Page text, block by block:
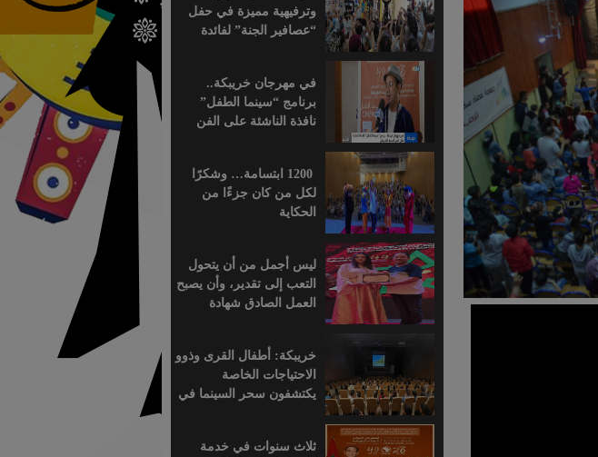
وترفيهية مميزة في حفل
“عصافير الجنة” لفائدة
في مهرجان خريبكة..
برنامج “سينما الطفل”
نافذة الناشئة على الفن
1200 ابتسامة… وشكرًا
لكل من كان جزءًا من
الحكاية
ليس أجمل من أن يتحول
التعب إلى تقدير، وأن يصبح
العمل الصادق شهادة
خريبكة: أطفال القرى وذوو
الاحتياجات الخاصة
يكتشفون سحر السينما في
ثلاث سنوات في خدمة